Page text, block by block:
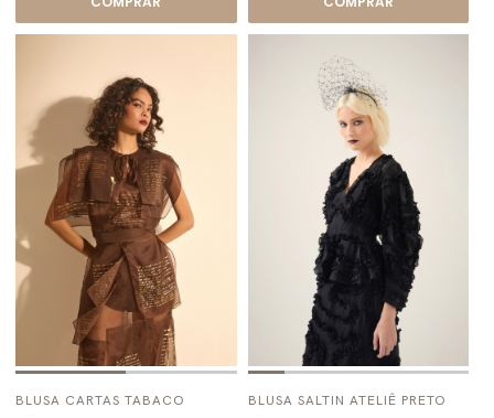
BLUSA CARTAS TABACO BLUSA SALTIN ATELIÊ PRETO